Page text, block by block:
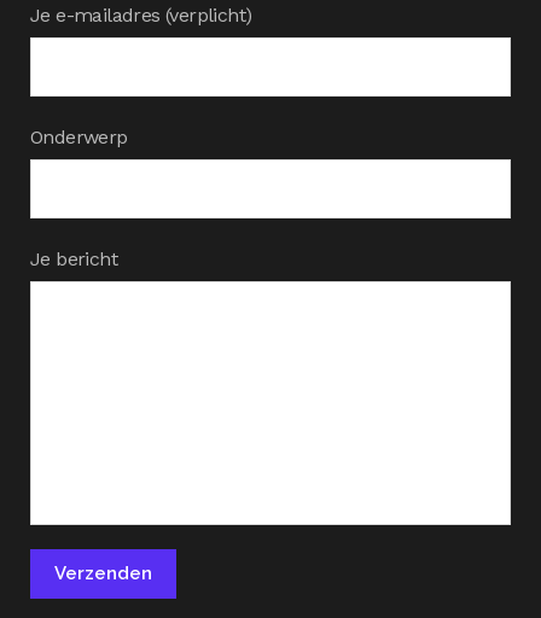
Je e-mailadres (verplicht)
Onderwerp
Je bericht